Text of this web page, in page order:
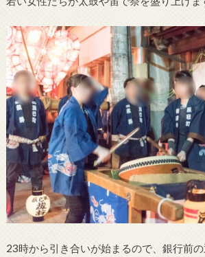
23時から引き合いが始まるので、銀行前の